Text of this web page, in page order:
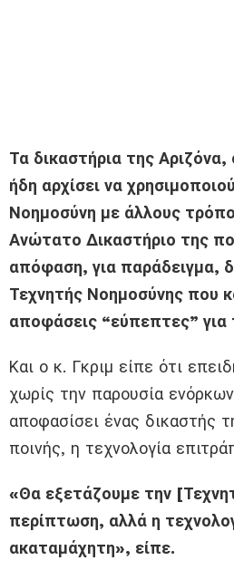
Τα δικαστήρια της Αριζόνα,
ήδη αρχίσει να
Νοημοσύνη με άλλους
Ανώτατο Δικαστήριο της
απόφαση, για παράδειγμα,
Τεχνητής Νοημοσύνης που
αποφάσεις “εύπεπτες”
Και ο κ. Γκριμ είπε ότι
χωρίς την παρουσία
αποφασίσει ένας δικαστής
ποινής, η τεχνολογία
«Θα εξετάζουμε την
περίπτωση, αλλά η
ακαταμάχητη», είπε.